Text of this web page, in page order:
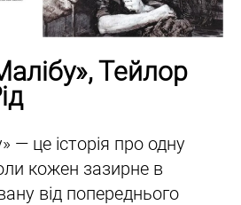
Тейлор
— це історія про одну
кожен зазирне в
від попереднього